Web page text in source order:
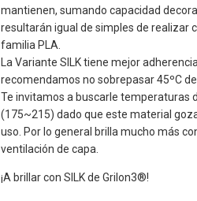
mantienen, sumando capacidad
resultarán igual de simples de realizar
familia PLA.
La Variante SILK tiene mejor
recomendamos no sobrepasar 45ºC de
Te invitamos a buscarle temperaturas
(175~215) dado que este material
uso. Por lo general brilla mucho más
ventilación de capa.
¡A brillar con SILK de Grilon3®!